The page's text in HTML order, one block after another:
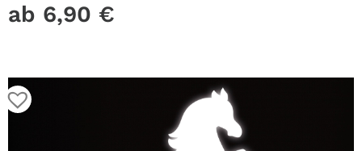
ab 6,90 €